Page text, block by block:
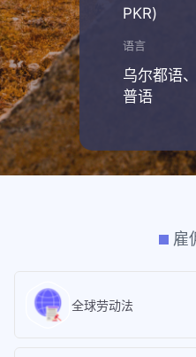
PKR)
语言
乌尔都语
普语
雇
全球劳动法